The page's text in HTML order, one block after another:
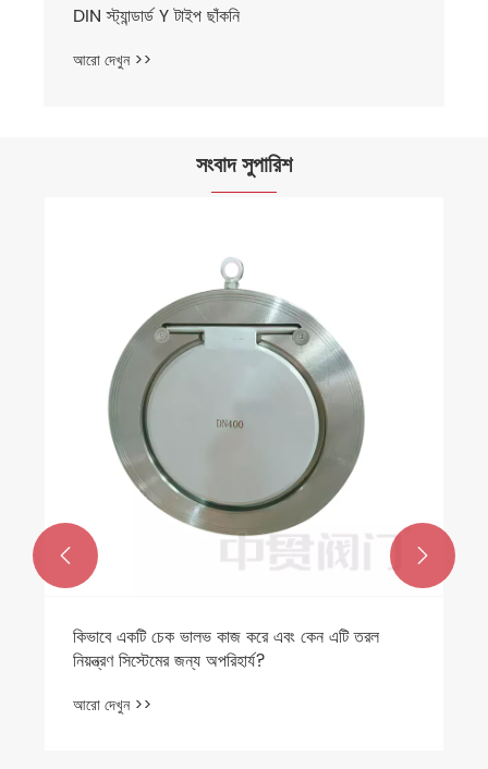
DIN স্ট্যান্ডার্ড Y টাইপ ছাঁকনি
আরো দেখুন >>
সংবাদ সুপারিশ
কিভাবে একটি চেক ভালভ কাজ করে এবং কেন এটি তরল
নিয়ন্ত্রণ সিস্টেমের জন্য অপরিহার্য?
আরো দেখুন >>
 